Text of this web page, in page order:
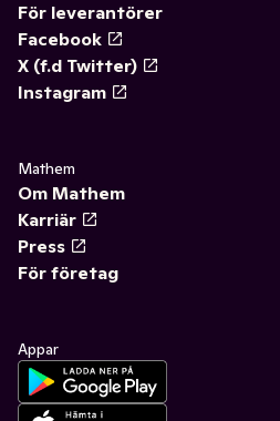
För leverantörer
Facebook
X (f.d Twitter)
Instagram
Mathem
Om Mathem
Karriär
Press
För företag
Appar